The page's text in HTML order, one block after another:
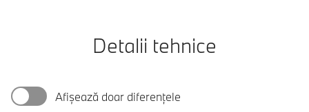
Detalii tehnice
Afișează doar diferențele